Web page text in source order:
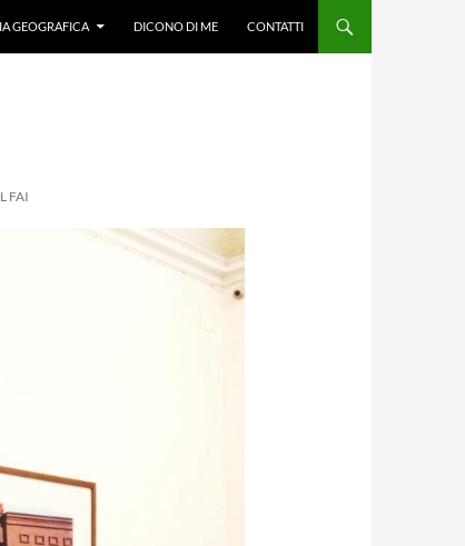
GEOGRAFICA DICONO DI ME CONTATTI
FAI